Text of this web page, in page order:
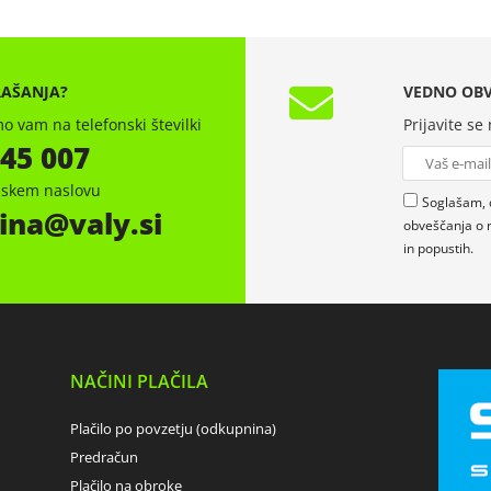
vam na telefonski številki
007
naslovu
valy.si
VEDNO
Prijavite se
Soglašam,
obveščanja o
in popustih.
NAČINI PLAČILA
Plačilo po povzetju (odkupnina)
Predračun
Plačilo na obroke